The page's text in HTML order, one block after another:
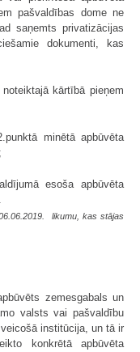
pašvaldības dome ne
saņemts privatizācijas
dokumenti, kas
kārtībā pieņem
minētā apbūvēta
esoša apbūvēta
likumu, kas stājas
zemesgabals un
valsts vai pašvaldību
institūcija, un tā ir
konkrētā apbūvēta